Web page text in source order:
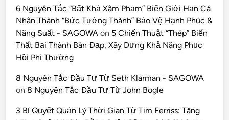
6 Nguyên Tắc “Bất Khả Xâm Phạm” Biến Giới Hạn Cá
Nhân Thành “Bức Tường Thành” Bảo Vệ Hạnh Phúc &
Năng Suất - SAGOWA on 5 Chiến Thuật “Thép” Biến
Thất Bại Thành Bàn Đạp, Xây Dựng Khả Năng Phục
Hồi Phi Thường
8 Nguyên Tắc Đầu Tư Từ Seth Klarman - SAGOWA
on 8 Nguyên Tắc Đầu Tư Từ John Bogle
3 Bí Quyết Quản Lý Thời Gian Từ Tim Ferriss: Tăng